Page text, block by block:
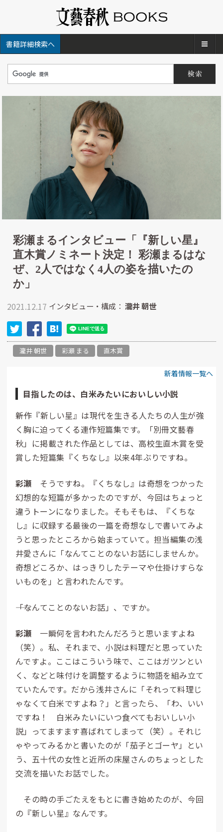
書籍詳細検索へ
彩瀬まるインタビュー「『新しい星』
直木賞ノミネート決定！ 彩瀬まるはな
ぜ、2人ではなく4人の姿を描いたの
か」
2021.12.17 インタビュー・構成： 瀧井 朝世
瀧井 朝世 彩瀬 まる 直木賞
新着情報一覧へ
目指したのは、白米みたいにおいしい小説
――新作『新しい星』は現代を生きる人たちの人生が強
く胸に迫ってくる連作短篇集です。「別冊文藝春
秋」に掲載された作品としては、高校生直木賞を受
賞した短篇集『くちなし』以来4年ぶりですね。
彩瀬 そうですね。『くちなし』は奇想をつかった
幻想的な短篇が多かったのですが、今回はちょっと
違うトーンになりました。そもそもは、『くちな
し』に収録する最後の一篇を奇想なしで書いてみよ
うと思ったところから始まっていて。担当編集の浅
井愛さんに「なんてことのないお話にしませんか。
奇想どころか、はっきりしたテーマや仕掛けすらな
いものを」と言われたんです。
――「なんてことのないお話」、ですか。
彩瀬 一瞬何を言われたんだろうと思いますよね
（笑）。私、それまで、小説は料理だと思っていた
んですよ。ここはこういう味で、ここはガツンとい
く、などと味付けを調整するように物語を組み立て
ていたんです。だから浅井さんに「それって料理じ
ゃなくて白米ですよね？」と言ったら、「わ、いい
ですね！ 白米みたいにいつ食べてもおいしい小
説」ってますます喜ばれてしまって（笑）。それじ
ゃやってみるかと書いたのが「茄子とゴーヤ」とい
う、五十代の女性と近所の床屋さんのちょっとした
交流を描いたお話でした。
その時の手ごたえをもとに書き始めたのが、今回
の『新しい星』なんです。